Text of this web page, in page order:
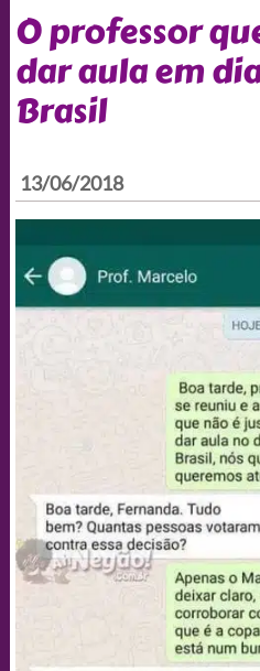
O professor
dar aula em
Brasil
13/06/2018